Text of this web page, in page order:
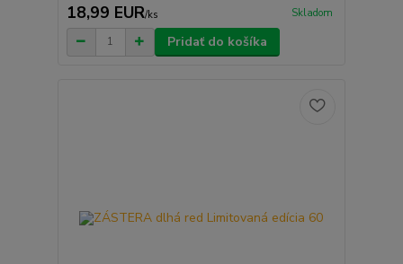
18,99 EUR/ks Skladom
Pridať do košíka